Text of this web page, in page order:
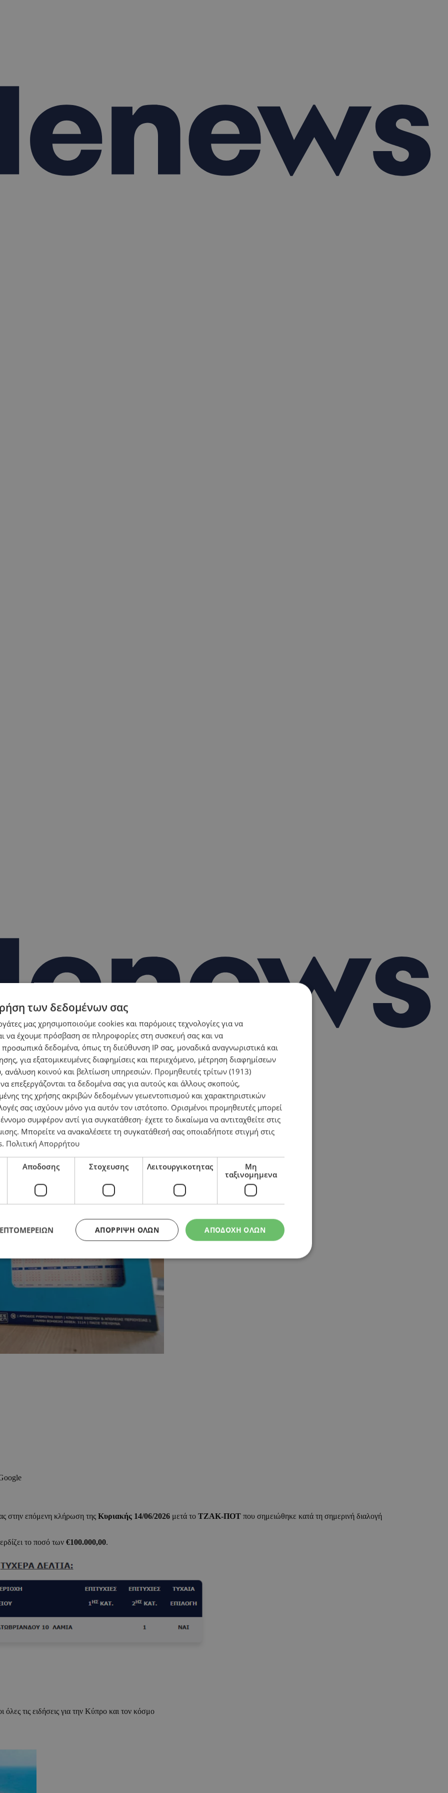
– Ανεβαίνει το ποσό της επόμενης κλήρωσης
στην επόμενη κλήρωση της Κυριακής 14/06/2026 μετά το ΤΖΑΚ-ΠΟΤ που σημειώθηκε κατά τη σημερινή διαλογή
το ποσό των €100.000,00.
όλες τις ειδήσεις για την Κύπρο και τον κόσμο
των δεδομένων σας
μας χρησιμοποιούμε cookies και παρόμοιες τεχνολογίες για να
να έχουμε πρόσβαση σε πληροφορίες στη συσκευή σας και να
προσωπικά δεδομένα, όπως τη διεύθυνση IP σας, μοναδικά αναγνωριστικά και
για εξατομικευμένες διαφημίσεις και περιεχόμενο, μέτρηση διαφημίσεων
ανάλυση κοινού και βελτίωση υπηρεσιών. Προμηθευτές τρίτων (1913)
να επεξεργάζονται τα δεδομένα σας για αυτούς και άλλους σκοπούς,
της χρήσης ακριβών δεδομένων γεωεντοπισμού και χαρακτηριστικών
σας ισχύουν μόνο για αυτόν τον ιστότοπο. Ορισμένοι προμηθευτές μπορεί
συμφέρον αντί για συγκατάθεση· έχετε το δικαίωμα να αντιταχθείτε στις
. Μπορείτε να ανακαλέσετε τη συγκατάθεσή σας οποιαδήποτε στιγμή στις
. Πολιτική Απορρήτου
Αποδοσης Στοχευσης Λειτουργικοτητας
Μη
ταξινομημενα
ΑΠΟΔΟΧΗ ΟΛΩΝ
ΑΠΌΡΡΙΨΗ ΌΛΩΝ